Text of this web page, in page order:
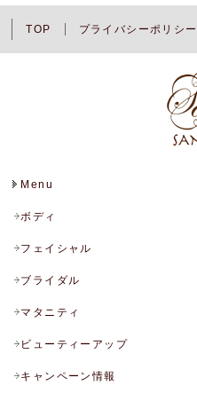
TOP プライバシーポリシー
Menu
ボディ
フェイシャル
ブライダル
マタニティ
ビューティーアップ
キャンペーン情報